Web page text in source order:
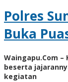
Polres
Buka
Waingapu.Com –
beserta
kegiatan